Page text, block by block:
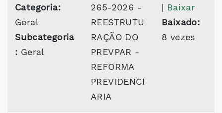
Categoria:
Geral
Subcategoria
: Geral
265-2026 -
REESTRUTU
RAÇÃO DO
PREVPAR -
REFORMA
PREVIDENCI
ARIA
| Baixar
Baixado:
8 vezes